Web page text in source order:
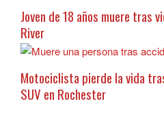
Joven de 18 años muere tras
River
Motociclista pierde la vida
SUV en Rochester